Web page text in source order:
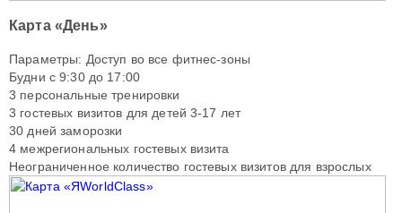
Карта «День»
Параметры: Доступ во все фитнес-зоны
Будни с 9:30 до 17:00
3 персональные тренировки
3 гостевых визитов для детей 3-17 лет
30 дней заморозки
4 межрегиональных гостевых визита
Неограниченное количество гостевых визитов для взрослых